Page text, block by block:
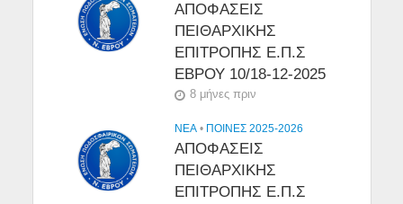
ΑΠΟΦΑΣΕΙΣ
ΠΕΙΘΑΡΧΙΚΗΣ
ΕΠΙΤΡΟΠΗΣ Ε.Π.Σ
ΕΒΡΟΥ 10/18-12-2025
8 μήνες πριν
NEA • ΠΟΙΝΕΣ 2025-2026
ΑΠΟΦΑΣΕΙΣ
ΠΕΙΘΑΡΧΙΚΗΣ
ΕΠΙΤΡΟΠΗΣ Ε.Π.Σ